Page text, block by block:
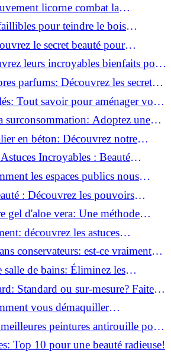
licorne combat la
!
pour teindre le bois
comment!
le secret beauté pour
fatiguées!
leurs incroyables bienfaits pour
parfums: Découvrez les secrets
artisanale!
Tout savoir pour aménager votre
surconsommation: Adoptez une
en béton: Découvrez notre
Incroyables : Beauté
Concombre !
les espaces publics nous
actifs : Révélations surprenantes!
: Découvrez les pouvoirs
concombre!
gel d'aloe vera: Une méthode
à la maison!
découvrez les astuces
un nettoyage parfait!
conservateurs: est-ce vraiment
de bains: Éliminez les
dès maintenant!
Standard ou sur-mesure? Faites
vous démaquiller
et secrets révélés!
peintures antirouille pour
Top 10 pour une beauté radieuse!